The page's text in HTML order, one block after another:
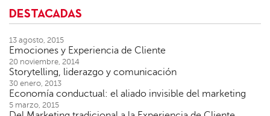
DESTACADAS
13 agosto, 2015
Emociones y Experiencia de Cliente
20 noviembre, 2014
Storytelling, liderazgo y comunicación
30 enero, 2013
Economía conductual: el aliado invisible del marketing
5 marzo, 2015